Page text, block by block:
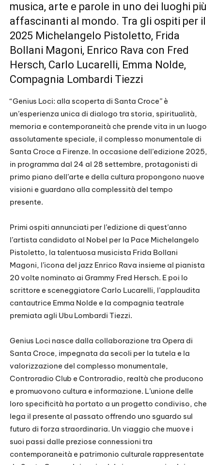
musica, arte e parole in uno dei luoghi più
affascinanti al mondo. Tra gli ospiti per il
2025 Michelangelo Pistoletto, Frida
Bollani Magoni, Enrico Rava con Fred
Hersch, Carlo Lucarelli, Emma Nolde,
Compagnia Lombardi Tiezzi
“Genius Loci: alla scoperta di Santa Croce” è
un’esperienza unica di dialogo tra storia, spiritualità,
memoria e contemporaneità che prende vita in un luogo
assolutamente speciale, il complesso monumentale di
Santa Croce a Firenze. In occasione dell’edizione 2025,
in programma dal 24 al 28 settembre, protagonisti di
primo piano dell’arte e della cultura propongono nuove
visioni e guardano alla complessità del tempo
presente.
Primi ospiti annunciati per l’edizione di quest’anno
l’artista candidato al Nobel per la Pace Michelangelo
Pistoletto, la talentuosa musicista Frida Bollani
Magoni, l’icona del jazz Enrico Rava insieme al pianista
20 volte nominato ai Grammy Fred Hersch. E poi lo
scrittore e sceneggiatore Carlo Lucarelli, l’applaudita
cantautrice Emma Nolde e la compagnia teatrale
premiata agli Ubu Lombardi Tiezzi.
Genius Loci nasce dalla collaborazione tra Opera di
Santa Croce, impegnata da secoli per la tutela e la
valorizzazione del complesso monumentale,
Controradio Club e Controradio, realtà che producono
e promuovono cultura e informazione. L’unione delle
loro specificità ha portato a un progetto condiviso, che
lega il presente al passato offrendo uno sguardo sul
futuro di forza straordinaria. Un viaggio che muove i
suoi passi dalle preziose connessioni tra
contemporaneità e patrimonio culturale rappresentate